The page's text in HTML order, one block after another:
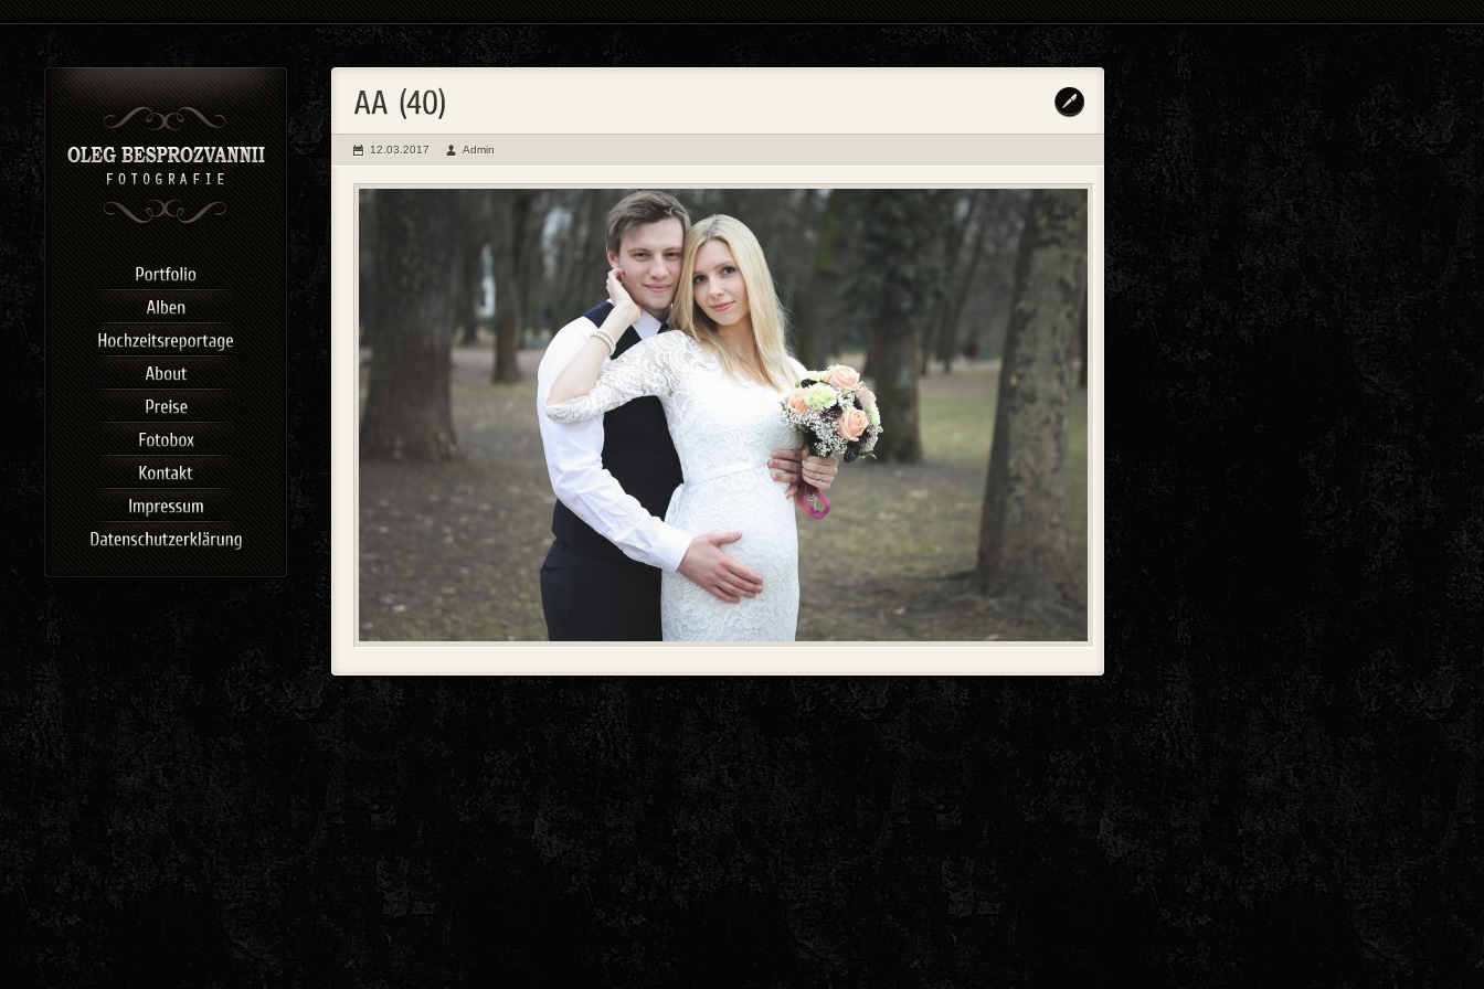
12.03.2017 Admin